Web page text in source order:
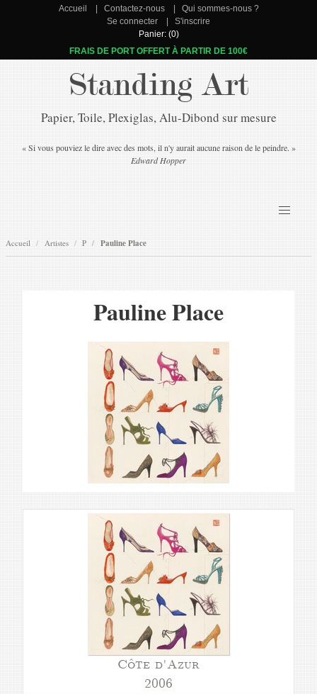
Accueil Contactez-nous
Qui sommes-nous ?
Se connecter
S'inscrire
Panier: (0)
FRAIS DE PORT OFFERT À PARTIR DE 100€
Standing Art
Papier, Toile, Plexiglas, Alu-Dibond sur mesure
« Si vous pouviez le dire avec des mots, il n'y aurait aucune raison de le peindre. »
Edward Hopper
Accueil Artistes P Pauline Place
Pauline Place
Côte d'Azur
2006